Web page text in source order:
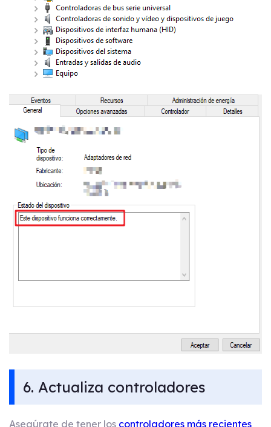
6. Actualiza controladores
Asegúrate de tener los controladores más recientes